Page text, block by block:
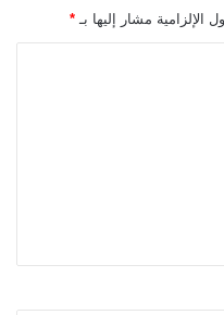
الإلزامية مشار إليها بـ *